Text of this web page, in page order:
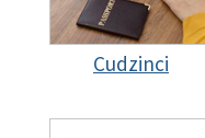
Cudzinci